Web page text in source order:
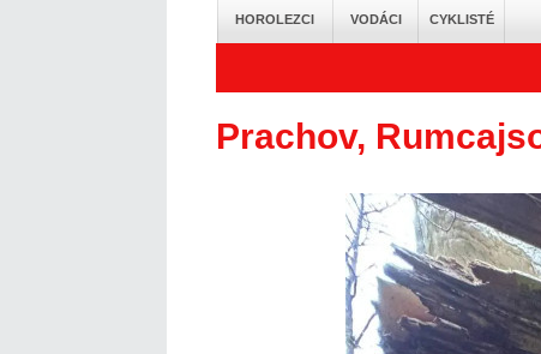
HOROLEZCI VODÁCI CYKLISTÉ
Prachov,